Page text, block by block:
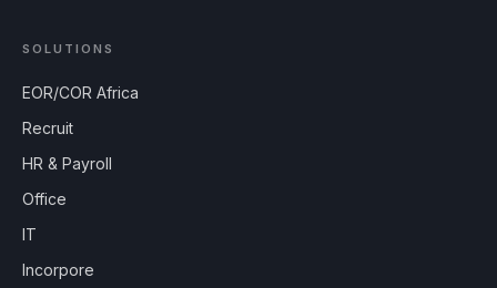
SOLUTIONS
EOR/COR Africa
Recruit
HR & Payroll
Office
IT
Incorpore